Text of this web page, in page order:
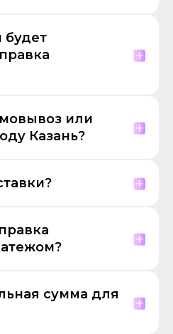
будет
или
Казань?
сумма для